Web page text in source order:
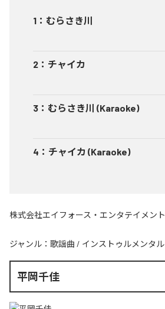
1 ： むらさき川
2 ： チャイカ
3 ： むらさき川 (Karaoke)
4 ： チャイカ (Karaoke)
株式会社エイフォース・エンタテイメント
ジャンル： 歌謡曲 / インストゥルメンタル
平岡千佳